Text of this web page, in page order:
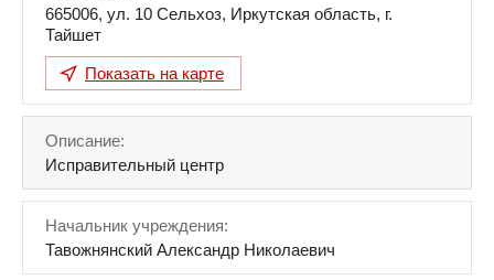
665006, ул. 10 Сельхоз, Иркутская область, г.
Тайшет
Показать на карте
Описание:
Исправительный центр
Начальник учреждения:
Тавожнянский Александр Николаевич